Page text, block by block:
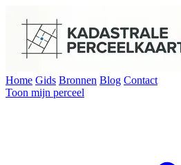
Home Gids Bronnen Blog Contact
Toon mijn perceel